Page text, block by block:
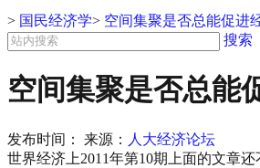
> 国民经济学> 空间集聚是否总能促进
搜索
空间集聚是否总能
发布时间： 来源： 人大经济论坛
世界经济上2011年第10期上面的文章